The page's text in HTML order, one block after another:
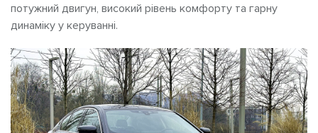
потужний двигун, високий рівень комфорту та гарну
динаміку у керуванні.